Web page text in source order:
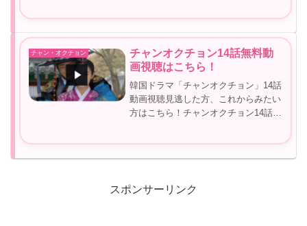
動画配信サービスのご紹介チャン・オ
ク...
チャン・オクチョン
チャンオクチョン14話無料動
画視聴はこちら！
韓国ドラマ「チャンオクチョン」14話
動画視聴見逃した方、これからみたい
方はこちら！チャンオクチョン14話無
スポンサーリンク